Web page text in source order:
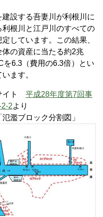
設する吾妻川が利根川に
根川と江戸川のすべての
しています。この結果、
の資産に当たる約2兆
6.3（費用の6.3倍）とい
ます。
イト 平成28年度第7回事
2より
濫ブロック分割図」